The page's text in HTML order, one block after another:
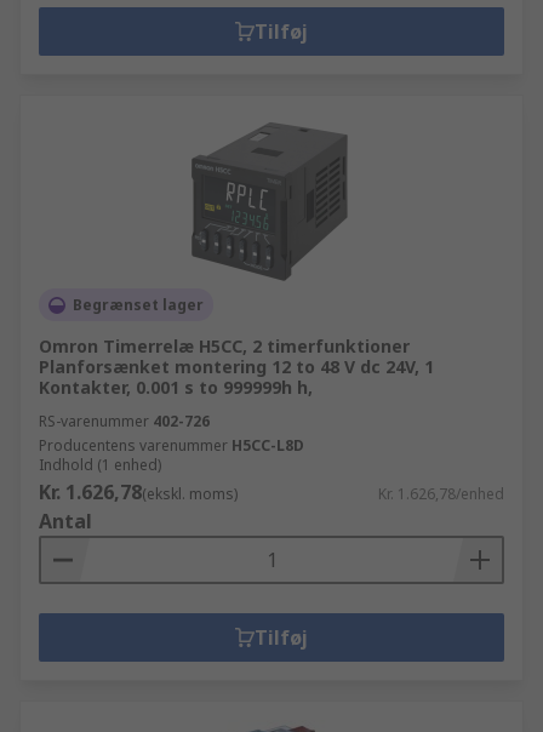
Tilføj
Begrænset lager
Omron Timerrelæ H5CC, 2 timerfunktioner
Planforsænket montering 12 to 48 V dc 24V, 1
Kontakter, 0.001 s to 999999h h,
RS-varenummer 402-726
Producentens varenummer H5CC-L8D
Indhold (1 enhed)
Kr. 1.626,78(ekskl. moms) Kr. 1.626,78/enhed
Antal
Tilføj